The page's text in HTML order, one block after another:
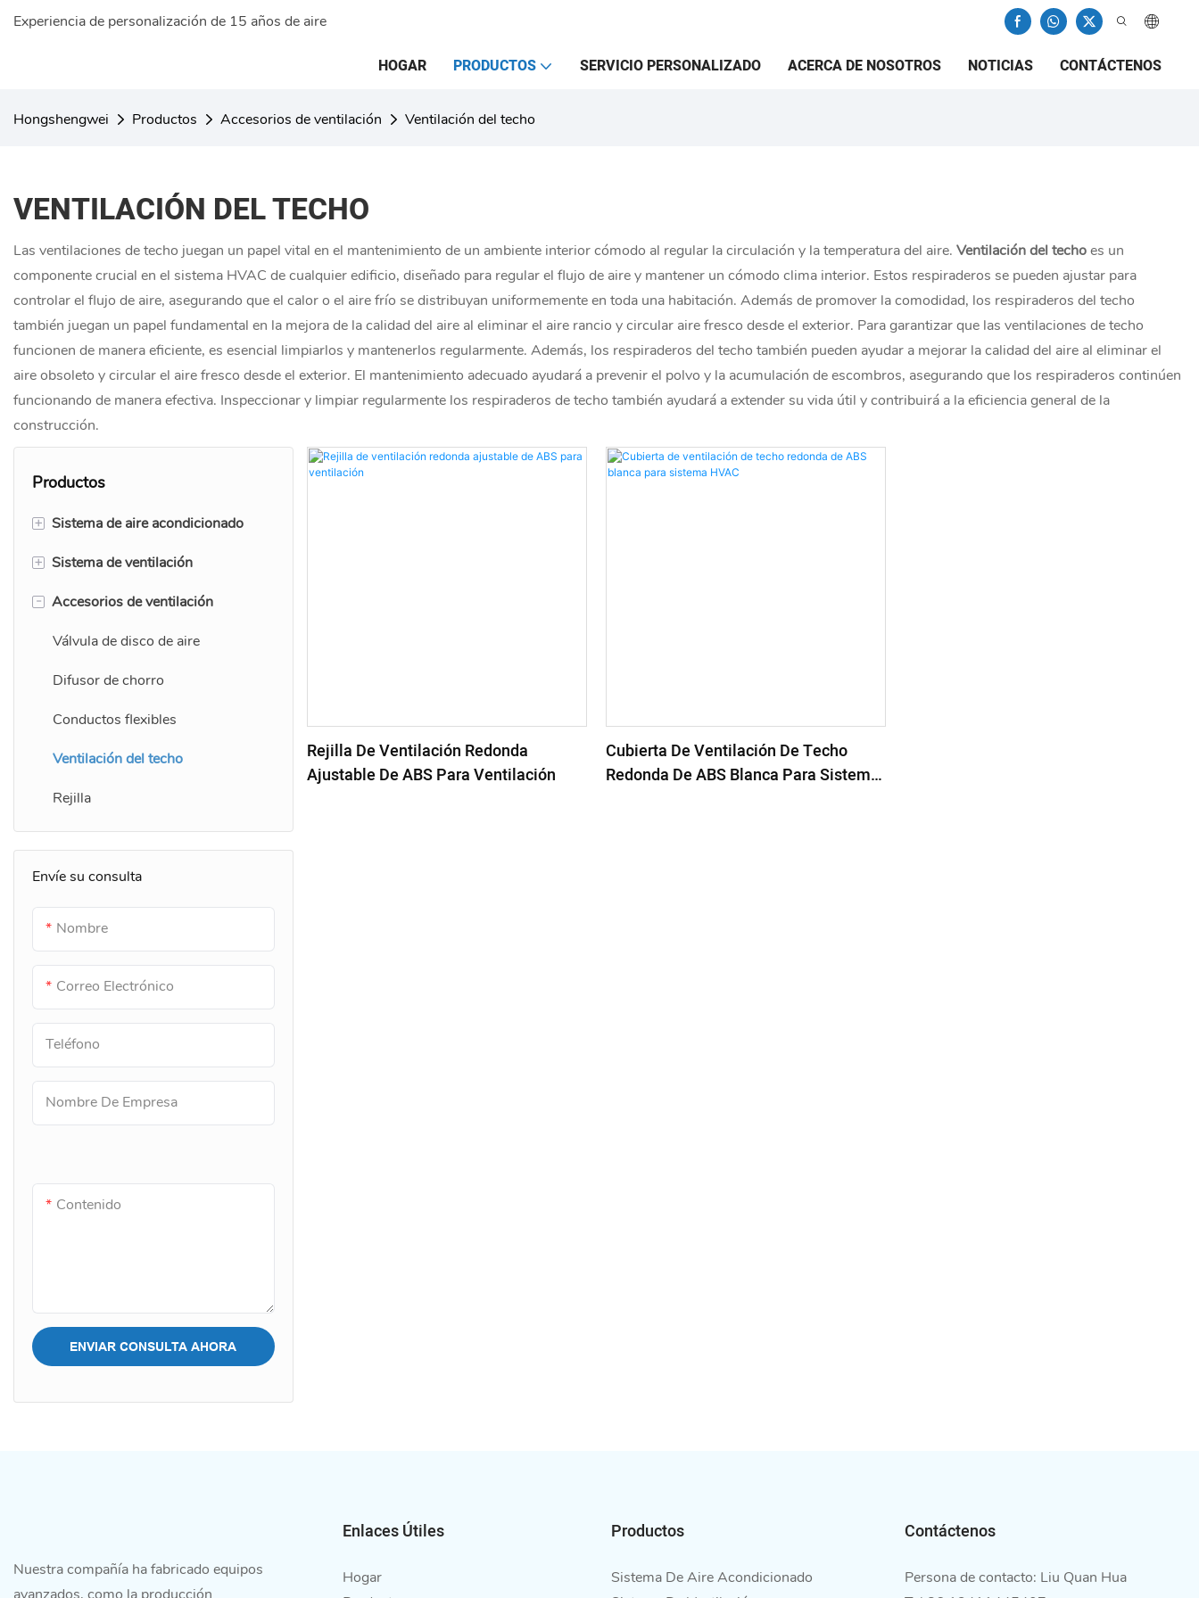
Experiencia de personalización de 15 años de aire
HOGAR PRODUCTOS SERVICIO PERSONALIZADO ACERCA DE NOSOTROS NOTICIAS CONTÁCTENOS
Hongshengwei Productos Accesorios de ventilación Ventilación del techo
VENTILACIÓN DEL TECHO
Las ventilaciones de techo juegan un papel vital en el mantenimiento de un ambiente interior cómodo al regular la circulación y la temperatura del aire. Ventilación del techoes un
componente crucial en el sistema HVAC de cualquier edificio, diseñado para regular el flujo de aire y mantener un cómodo clima interior. Estos respiraderos se pueden ajustar para
controlar el flujo de aire, asegurando que el calor o el aire frío se distribuyan uniformemente en toda una habitación. Además de promover la comodidad, los respiraderos del techo
también juegan un papel fundamental en la mejora de la calidad del aire al eliminar el aire rancio y circular aire fresco desde el exterior. Para garantizar que las ventilaciones de techo
funcionen de manera eficiente, es esencial limpiarlos y mantenerlos regularmente. Además, los respiraderos del techo también pueden ayudar a mejorar la calidad del aire al eliminar el
aire obsoleto y circular el aire fresco desde el exterior. El mantenimiento adecuado ayudará a prevenir el polvo y la acumulación de escombros, asegurando que los respiraderos continúen
funcionando de manera efectiva. Inspeccionar y limpiar regularmente los respiraderos de techo también ayudará a extender su vida útil y contribuirá a la eficiencia general de la
construcción.
Productos
+ Sistema de aire acondicionado
Rejilla de barra lineal
Difusor de ranura lineal
Rejilla de aire ajustable
Return Air Grilles
+ Sistema de ventilación
Rejilla del difusor de aire
Parrilla de ventilación
Ventilación de aire fresco
- Accesorios de ventilación
Válvula de disco de aire
Difusor de chorro
Conductos flexibles
Ventilación del techo
Rejilla
Envíe su consulta
Nombre
Correo Electrónico
Teléfono
Nombre De Empresa
Contenido
ENVIAR CONSULTA AHORA
Rejilla De Ventilación Redonda
Ajustable De ABS Para Ventilación
Cubierta De Ventilación De Techo
Redonda De ABS Blanca Para Sistema
Nuestra compañía ha fabricado equipos
avanzados, como la producción
Enlaces Útiles
Hogar
Productos
Sistema De Aire Acondicionado
Contáctenos
Persona de contacto: Liu Quan Hua